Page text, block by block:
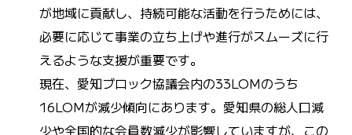
が地域に貢献し、持続可能な活動を行うためには、
必要に応じて事業の立ち上げや進行がスムーズに行
えるような支援が重要です。
現在、愛知ブロック協議会内の33LOMのうち
16LOMが減少傾向にあります。愛知県の総人口減
少や全国的な会員数減少が影響していますが、この